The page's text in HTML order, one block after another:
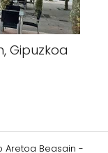
Gipuzkoa
Aretoa Beasain -